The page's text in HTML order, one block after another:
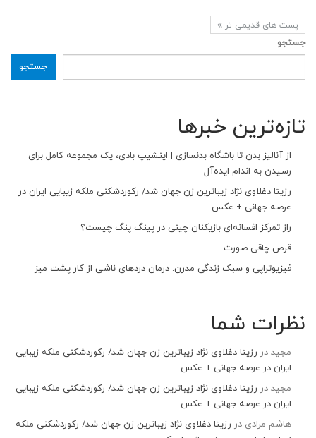
پست های قدیمی تر
جستجو
جستجو
تازه‌ترین خبرها
از آنالیز بدن تا باشگاه بدنسازی | اینشیپ بادی، یک مجموعه کامل برای
رسیدن به اندام ایده‌آل
رزیتا دغلاوی نژاد زیباترین زن جهان شد/ رکوردشکنی ملکه زیبایی ایران در
عرصه جهانی + عکس
راز تمرکز افسانه‌ای بازیکنان چینی در پینگ پنگ چیست؟
قرص چاقی صورت
فیزیوتراپی و سبک زندگی مدرن: درمان دردهای ناشی از کار پشت میز
نظرات شما
مجید در رزیتا دغلاوی نژاد زیباترین زن جهان شد/ رکوردشکنی ملکه زیبایی
ایران در عرصه جهانی + عکس
مجید در رزیتا دغلاوی نژاد زیباترین زن جهان شد/ رکوردشکنی ملکه زیبایی
ایران در عرصه جهانی + عکس
هاشم مرادی در رزیتا دغلاوی نژاد زیباترین زن جهان شد/ رکوردشکنی ملکه